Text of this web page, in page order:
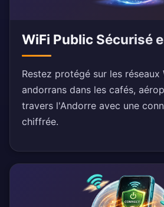
WiFi Public Sécurisé
Restez protégé sur les réseaux
andorrans dans les cafés,
travers l'Andorre avec une
chiffrée.